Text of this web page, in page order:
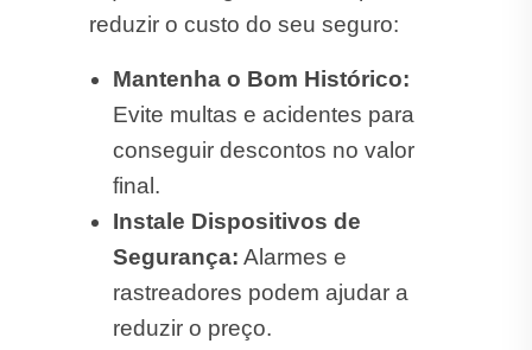
reduzir o custo do seu seguro:
Mantenha o Bom Histórico:
Evite multas e acidentes para
conseguir descontos no valor
final.
Instale Dispositivos de
Segurança: Alarmes e
rastreadores podem ajudar a
reduzir o preço.